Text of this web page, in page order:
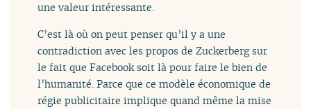
une valeur intéressante.
C’est là où on peut penser qu’il y a une
contradiction avec les propos de Zuckerberg sur
le fait que Facebook soit là pour faire le bien de
l’humanité. Parce que ce modèle économique de
régie publicitaire implique quand même la mise